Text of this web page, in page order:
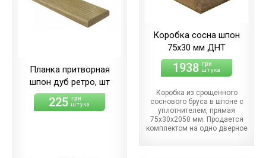
Планка притворная
шпон дуб ретро, шт
225 грн
штука
Коробка сосна шпон
75х30 мм ДНТ
1938 грн
штука
Коробка из срощенного
соснового бруса в шпоне с
уплотнителем, прямая
75х30х2050 мм. Продается
комплектом на одно дверное